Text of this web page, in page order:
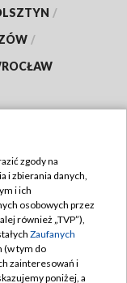
/
/
zgody na
i zbierania danych,
i ich
osobowych przez
również „TVP”),
Zaufanych
(w tym do
zainteresowań i
poniżej, a